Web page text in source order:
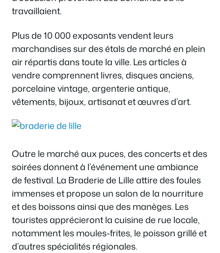
travaillaient.
Plus de 10 000 exposants vendent leurs
marchandises sur des étals de marché en plein
air répartis dans toute la ville. Les articles à
vendre comprennent livres, disques anciens,
porcelaine vintage, argenterie antique,
vêtements, bijoux, artisanat et œuvres d’art.
Outre le marché aux puces, des concerts et des
soirées donnent à l’événement une ambiance
de festival. La Braderie de Lille attire des foules
immenses et propose un salon de la nourriture
et des boissons ainsi que des manèges. Les
touristes apprécieront la cuisine de rue locale,
notamment les moules-frites, le poisson grillé et
d’autres spécialités régionales.